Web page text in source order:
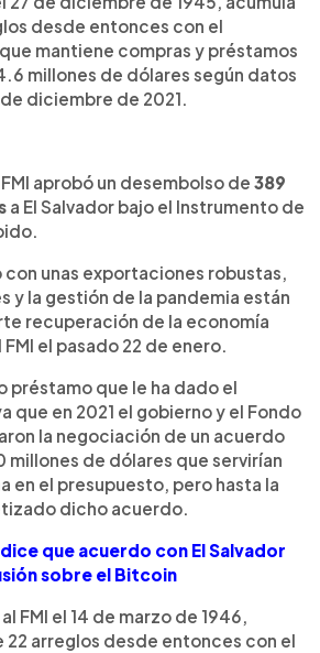
desde entonces con el
mantiene compras y préstamos
millones de dólares según datos
diciembre de 2021.
aprobó un desembolso de 389
a El Salvador bajo el Instrumento de
con unas exportaciones robustas,
y la gestión de la pandemia están
recuperación de la economía
el pasado 22 de enero.
préstamo que le ha dado el
que en 2021 el gobierno y el Fondo
la negociación de un acuerdo
millones de dólares que servirían
en el presupuesto, pero hasta la
dicho acuerdo.
dice que acuerdo con El Salvador
sobre el Bitcoin
FMI el 14 de marzo de 1946,
22 arreglos desde entonces con el